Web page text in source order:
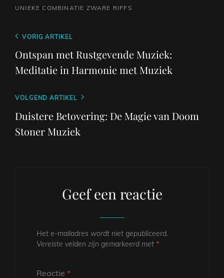
UNIEKE COMBINATIE ZWARE RIFFS
Berichtnavigatie
Vorig
bericht
VORIG ARTIKEL
Ontspan met Rustgevende Muziek:
Meditatie in Harmonie met Muziek
Volgend
bericht
VOLGEND ARTIKEL
Duistere Betovering: De Magie van Doom
Stoner Muziek
Geef een reactie
Het e-mailadres wordt niet gepubliceerd.
Vereiste velden zijn gemarkeerd met *
Reactie *